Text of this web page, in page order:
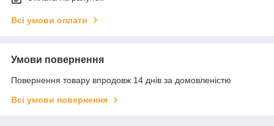
Всі умови оплати
Умови повернення
Повернення товару впродовж 14 днів за домовленістю
Всі умови повернення